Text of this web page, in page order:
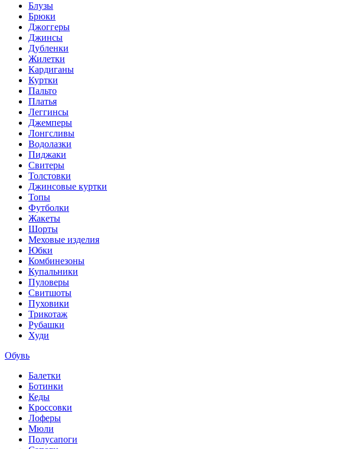
Блузы
Брюки
Джоггеры
Джинсы
Дубленки
Жилетки
Кардиганы
Куртки
Пальто
Платья
Леггинсы
Джемперы
Лонгсливы
Водолазки
Пиджаки
Свитеры
Толстовки
Джинсовые куртки
Топы
Футболки
Жакеты
Шорты
Меховые изделия
Юбки
Комбинезоны
Купальники
Пуловеры
Свитшоты
Пуховики
Трикотаж
Рубашки
Худи
Обувь
Балетки
Ботинки
Кеды
Кроссовки
Лоферы
Мюли
Полусапоги